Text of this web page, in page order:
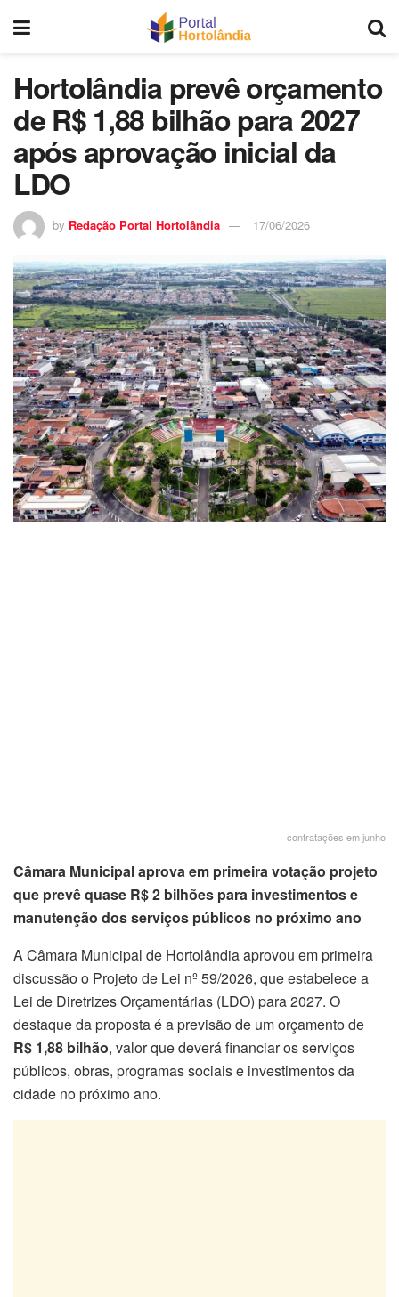
Hortolândia prevê orçamento
de R$ 1,88 bilhão para 2027
após aprovação inicial da
LDO
by Redação Portal Hortolândia 17/06/2026
contratações em junho
Câmara Municipal aprova em primeira votação projeto
que prevê quase R$ 2 bilhões para investimentos e
manutenção dos serviços públicos no próximo ano
A Câmara Municipal de Hortolândia aprovou em primeira
discussão o Projeto de Lei nº 59/2026, que estabelece a
Lei de Diretrizes Orçamentárias (LDO) para 2027. O
destaque da proposta é a previsão de um orçamento de
R$ 1,88 bilhão, valor que deverá financiar os serviços
públicos, obras, programas sociais e investimentos da
cidade no próximo ano.